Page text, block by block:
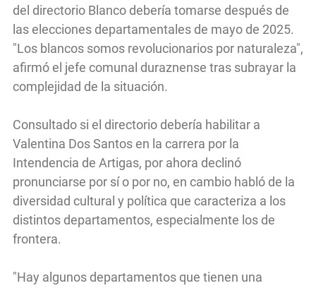
del directorio Blanco debería tomarse después de
las elecciones departamentales de mayo de 2025.
"Los blancos somos revolucionarios por naturaleza",
afirmó el jefe comunal duraznense tras subrayar la
complejidad de la situación.
Consultado si el directorio debería habilitar a
Valentina Dos Santos en la carrera por la
Intendencia de Artigas, por ahora declinó
pronunciarse por sí o por no, en cambio habló de la
diversidad cultural y política que caracteriza a los
distintos departamentos, especialmente los de
frontera.
"Hay algunos departamentos que tienen una